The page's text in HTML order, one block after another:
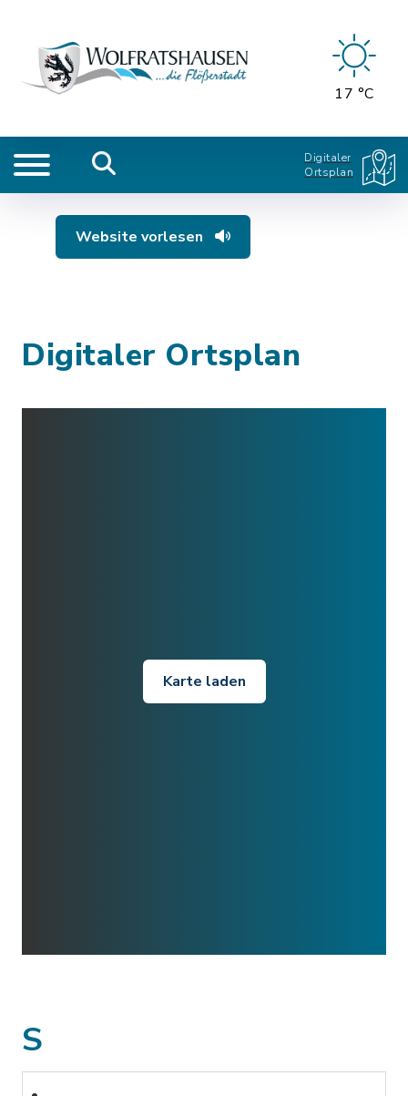
17 °C
Digitaler
Ortsplan
Website vorlesen
Digitaler Ortsplan
Karte laden
S